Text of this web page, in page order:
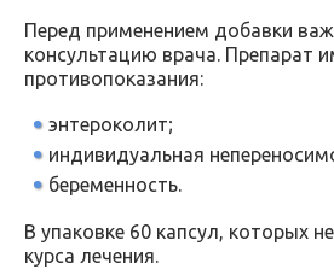
Перед применением добавки
консультацию врача. Препарат
противопоказания:
энтероколит;
индивидуальная
беременность.
В упаковке 60 капсул, которых
курса лечения.